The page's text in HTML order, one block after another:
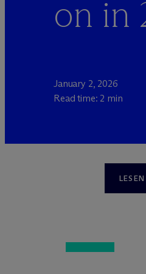
on in
January 2, 2026
Read time: 2 min